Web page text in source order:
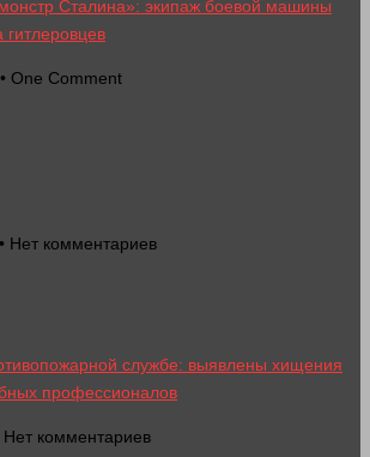
Сталина»: экипаж боевой машины
гитлеровцев
One Comment
Нет комментариев
службе: выявлены хищения
профессионалов
комментариев